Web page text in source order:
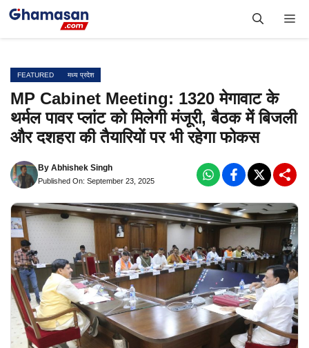
Skip
FEATURED मध्य प्रदेश
MP Cabinet Meeting: 1320 मेगावाट के
थर्मल पावर प्लांट को मिलेगी मंजूरी, बैठक में बिजली
और दशहरा की तैयारियों पर भी रहेगा फोकस
By Abhishek Singh
Published On: September 23, 2025